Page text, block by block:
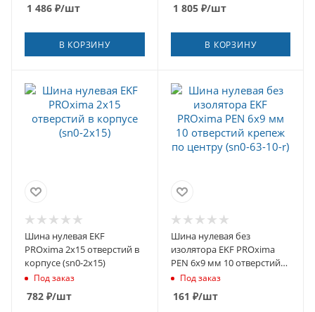
1 486 ₽/шт
В КОРЗИНУ
1 805₽/шт
В КОРЗИНУ
Шина нулевая EKF
PROxima 2х15 отверстий в
корпусе (sn0-2х15)
Под заказ
782 ₽/шт
Шина нулевая без
изолятора EKF PROxima
PEN 6х9 мм 10 отверстий
крепеж по центру (sn0-63-
Под заказ
161 ₽/шт